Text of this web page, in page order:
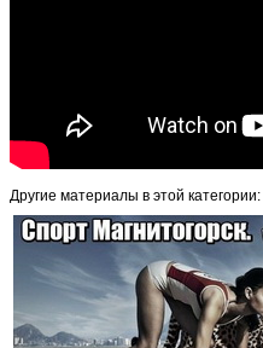
Другие материалы в этой категории: